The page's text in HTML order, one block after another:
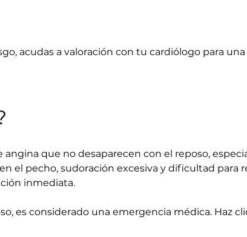
acudas a valoración con tu cardiólogo para
que no desaparecen con el reposo,
el pecho, sudoración excesiva y dificultad para
inmediata.
es considerado una emergencia médica. Haz